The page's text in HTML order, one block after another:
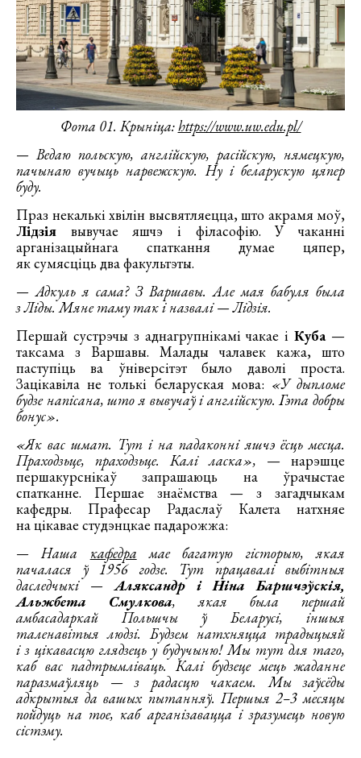
Фота 01. Крыніца:https://www.uw.edu.pl/
— Ведаю польскую, англійскую, расійскую, нямецкую,
пачынаю вучыць нарвежскую. Ну і беларускую цяпер
буду.
Праз некалькі хвілін высвятляецца, што акрамя моў,
Лідзія вывучае яшчэ і філасофію. У чаканні
арганізацыйнага спаткання думае цяпер,
як сумясціць два факультэты.
— Адкуль я сама? З Варшавы. Але мая бабуля была
з Ліды. Мяне таму так і назвалі — Лідзія.
Першай сустрэчы з аднагрупнікамі чакае іКуба —
таксама з Варшавы. Малады чалавек кажа, што
паступіць ва ўніверсітэт было даволі проста.
Зацікавіла не толькі беларуская мова: «У дыпломе
будзе напісана, што я вывучаў і англійскую. Гэта добры
бонус».
«Як вас шмат. Тут і на падаконні яшчэ ёсць месца.
Праходзьце, праходзьце. Калі ласка», — нарэшце
першакурснікаў запрашаюць на ўрачыстае
спатканне. Першае знаёмства — з загадчыкам
кафедры. Прафесар Радаслаў Калета натхняе
на цікавае студэнцкае падарожжа:
— Наша кафедра мае багатую гісторыю, якая
пачалася ў 1956 годзе. Тут працавалі выбітныя
даследчыкі — Аляксандр і Ніна Баршчэўскія,
Альжбета Смулкова, якая была першай
амбасадаркай Польшчы ў Беларусі, іншыя
таленавітыя людзі. Будзем натхняцца традыцыяй
і з цікавасцю глядзець у будучыню! Мы тут для таго,
каб вас падтрымліваць. Калі будзеце мець жаданне
паразмаўляць — з радасцю чакаем. Мы заўсёды
адкрытыя да вашых пытанняў. Першыя 2–3 месяцы
пойдуць на тое, каб арганізавацца і зразумець новую
сістэму.